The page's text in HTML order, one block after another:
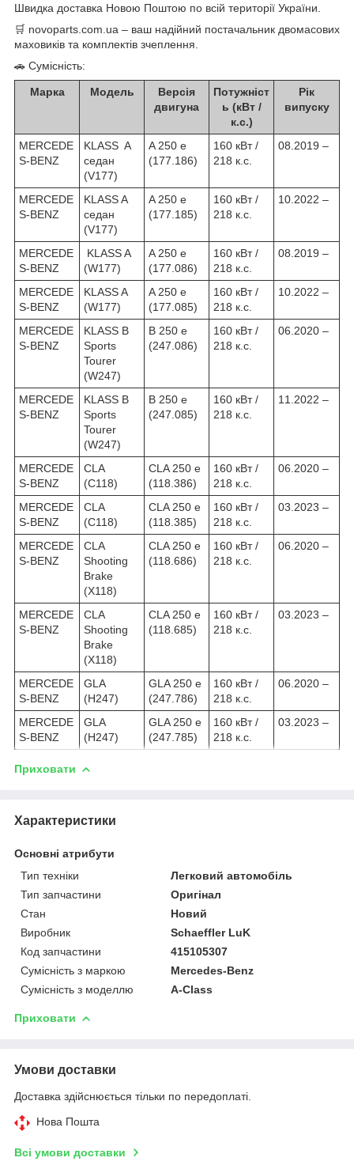
Швидка доставка Новою Поштою по всій території України.
🛒 novoparts.com.ua – ваш надійний постачальник двомасових
маховиків та комплектів зчеплення.
🚗 Сумісність:
Марка Модель
Версія
двигуна
Потужніст
ь (кВт /
к.с.)
Рік
випуску
MERCEDE
S-BENZ
KLASS A
седан
(V177)
A 250 e
(177.186)
160 кВт /
218 к.с.
08.2019 –
MERCEDE
S-BENZ
KLASS A
седан
(V177)
A 250 e
(177.185)
160 кВт /
218 к.с.
10.2022 –
MERCEDE
S-BENZ
KLASS A
(W177)
A 250 e
(177.086)
160 кВт /
218 к.с.
08.2019 –
MERCEDE
S-BENZ
KLASS A
(W177)
A 250 e
(177.085)
160 кВт /
218 к.с.
10.2022 –
MERCEDE
S-BENZ
KLASS B
Sports
Tourer
(W247)
B 250 e
(247.086)
160 кВт /
218 к.с.
06.2020 –
MERCEDE
S-BENZ
KLASS B
Sports
Tourer
(W247)
B 250 e
(247.085)
160 кВт /
218 к.с.
11.2022 –
MERCEDE
S-BENZ
CLA
(C118)
CLA 250 e
(118.386)
160 кВт /
218 к.с.
06.2020 –
MERCEDE
S-BENZ
CLA
(C118)
CLA 250 e
(118.385)
160 кВт /
218 к.с.
03.2023 –
MERCEDE
S-BENZ
CLA
Shooting
Brake
(X118)
CLA 250 e
(118.686)
160 кВт /
218 к.с.
06.2020 –
MERCEDE
S-BENZ
CLA
Shooting
Brake
(X118)
CLA 250 e
(118.685)
160 кВт /
218 к.с.
03.2023 –
MERCEDE
S-BENZ
GLA
(H247)
GLA 250 e
(247.786)
160 кВт /
218 к.с.
06.2020 –
MERCEDE
S-BENZ
GLA
(H247)
GLA 250 e
(247.785)
160 кВт /
218 к.с.
03.2023 –
Приховати
Характеристики
Основні атрибути
Тип техніки
Легковий автомобіль
Тип запчастини
Оригінал
Стан
Новий
Виробник
Schaeffler LuK
Код запчастини
415105307
Сумісність з маркою
Mercedes-Benz
Сумісність з моделлю
A-Class
Приховати
Умови доставки
Доставка здійснюється тільки по передоплаті.
Нова Пошта
Всі умови доставки